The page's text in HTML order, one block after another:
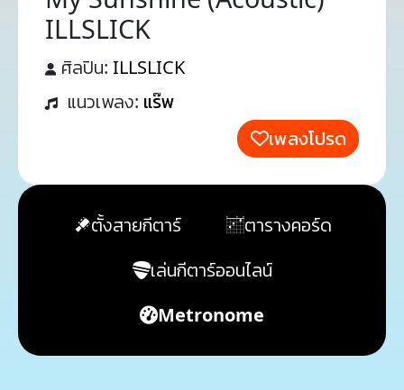
ILLSLICK
ศิลปิน: ILLSLICK
แนวเพลง: แร๊พ
เพลงโปรด
ตั้งสายกีตาร์
ตารางคอร์ด
เล่นกีตาร์ออนไลน์
Metronome